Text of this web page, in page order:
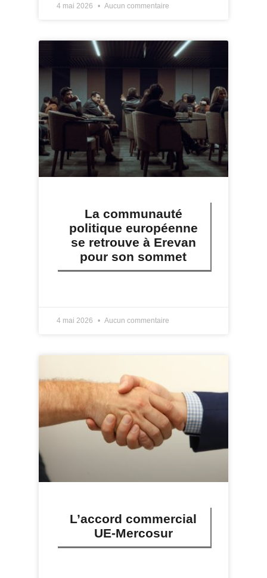
4 mai 2026 Aucun commentaire
La communauté
politique européenne
se retrouve à Erevan
pour son sommet
4 mai 2026 Aucun commentaire
L’accord commercial
UE-Mercosur